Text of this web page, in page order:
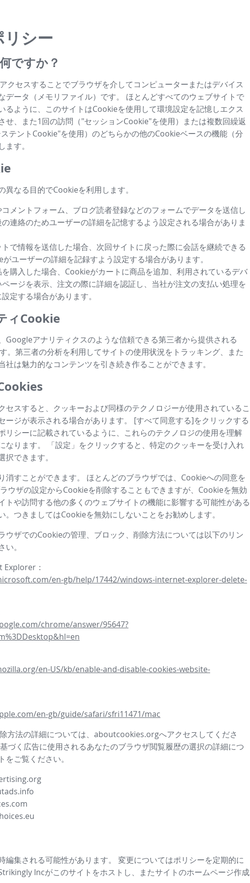
シー
ですか？
クセスすることでブラウザを介してコンピューターまたはデバイス
データ（メモリファイル）です。 ほとんどすべてのウェブサイトで
るように、このサイトはCookieを使用して環境設定を記憶しエクス
せ、また1回の訪問（"セッションCookie"を使用）または複数回繰返
テントCookie"を使用）のどちらかの他のCookieベースの機能（分
す。
異なる目的でCookieを利用します。
メントフォーム、ブログ読者登録などのフォームでデータを送信し
連絡のためユーザーの詳細を記憶するよう設定される場合がありま
で情報を送信した場合、次回サイトに戻った際に会話を継続できる
ユーザーの詳細を記録すよう設定する場合があります。
購入した場合、Cookieがカートに商品を追加、利用されているデバ
ージを表示、注文の際に詳細を認証し、当社が注文の支払い処理を
定する場合があります。
ィCookie
Googleアナリティクスのような信頼できる第三者から提供される
。第三者の分析を利用してサイトの使用状況をトラッキング、また
社は魅力的なコンテンツを引き続き作ることができます。
セスすると、クッキーおよび同様のテクノロジーが使用されているこ
ージが表示される場合があります。 [すべて同意する]をクリックする
リシーに記載されているように、これらのテクノロジの使用を理解
なります。 「設定」をクリックすると、特定のクッキーを受け入れ
択できます。
消すことができます。 ほとんどのブラウザでは、Cookieへの同意を
ウザの設定からCookieを削除することもできますが、Cookieを無効
トや訪問する他の多くのウェブサイトの機能に影響する可能性がある
。つきましてはCookieを無効にしないことをお勧めします。
ウザでのCookieの管理、ブロック、削除方法については以下のリン
。
：
en-gb/help/17442/windows-internet-explorer-delete-
chrome/answer/95647?
en-US/kb/enable-and-disable-cookies-website-
en-gb/guide/safari/sfri11471/mac
方法の詳細については、aboutcookies.orgへアクセスしてくださ
づく広告に使用されるあなたのブラウザ閲覧履歴の選択の詳細につ
をご覧ください。
編集される可能性があります。 変更についてはポリシーを定期的に
Incがこのサイトをホストし、またサイトのホームページ作成